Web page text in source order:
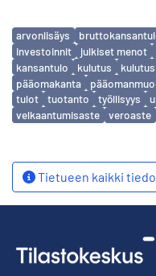
Avainsanat
arvonlisäys
investoinnit
julkiset menot
kansantulo
kulutus
pääomakanta
tulot
tuotanto työllisyys
velkaantumisaste
veroaste
Tietueen kaikki